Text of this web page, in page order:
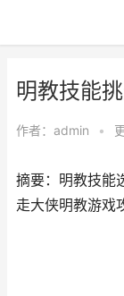
明教技能
作者： admin •
摘要：明教技能
走大侠明教游戏